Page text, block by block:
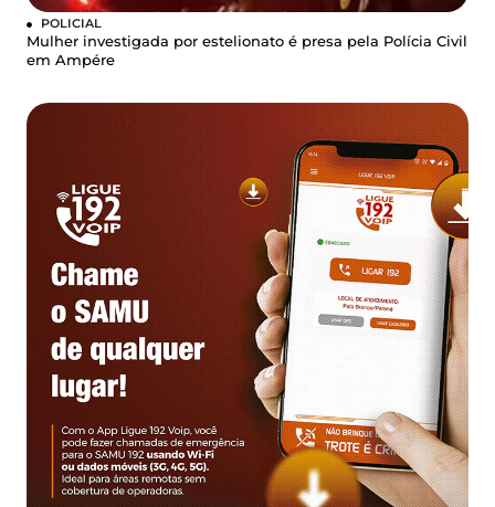
POLICIAL
Mulher investigada por estelionato é presa pela Polícia Civil
em Ampére